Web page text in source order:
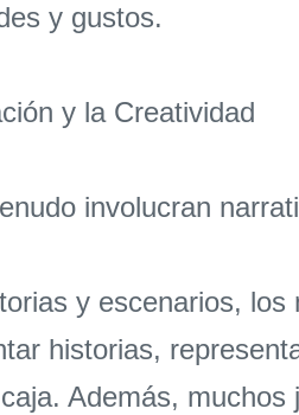
y gustos.
y la Creatividad
involucran
y escenarios,
historias,
Además,